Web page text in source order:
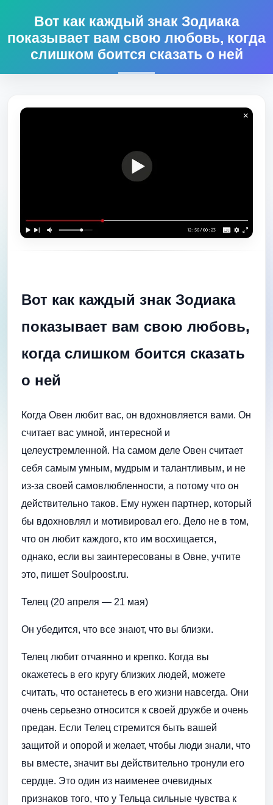
Вот как каждый знак Зодиака
показывает вам свою любовь, когда
слишком боится сказать о ней
Вот как каждый знак Зодиака
показывает вам свою любовь,
когда слишком боится сказать
о ней
Когда Овен любит вас, он вдохновляется вами. Он
считает вас умной, интересной и
целеустремленной. На самом деле Овен считает
себя самым умным, мудрым и талантливым, и не
из-за своей самовлюбленности, а потому что он
действительно таков. Ему нужен партнер, который
бы вдохновлял и мотивировал его. Дело не в том,
что он любит каждого, кто им восхищается,
однако, если вы заинтересованы в Овне, учтите
это, пишет Soulpoost.ru.
Телец (20 апреля — 21 мая)
Он убедится, что все знают, что вы близки.
Телец любит отчаянно и крепко. Когда вы
окажетесь в его кругу близких людей, можете
считать, что останетесь в его жизни навсегда. Они
очень серьезно относится к своей дружбе и очень
предан. Если Телец стремится быть вашей
защитой и опорой и желает, чтобы люди знали, что
вы вместе, значит вы действительно тронули его
сердце. Это один из наименее очевидных
признаков того, что у Тельца сильные чувства к